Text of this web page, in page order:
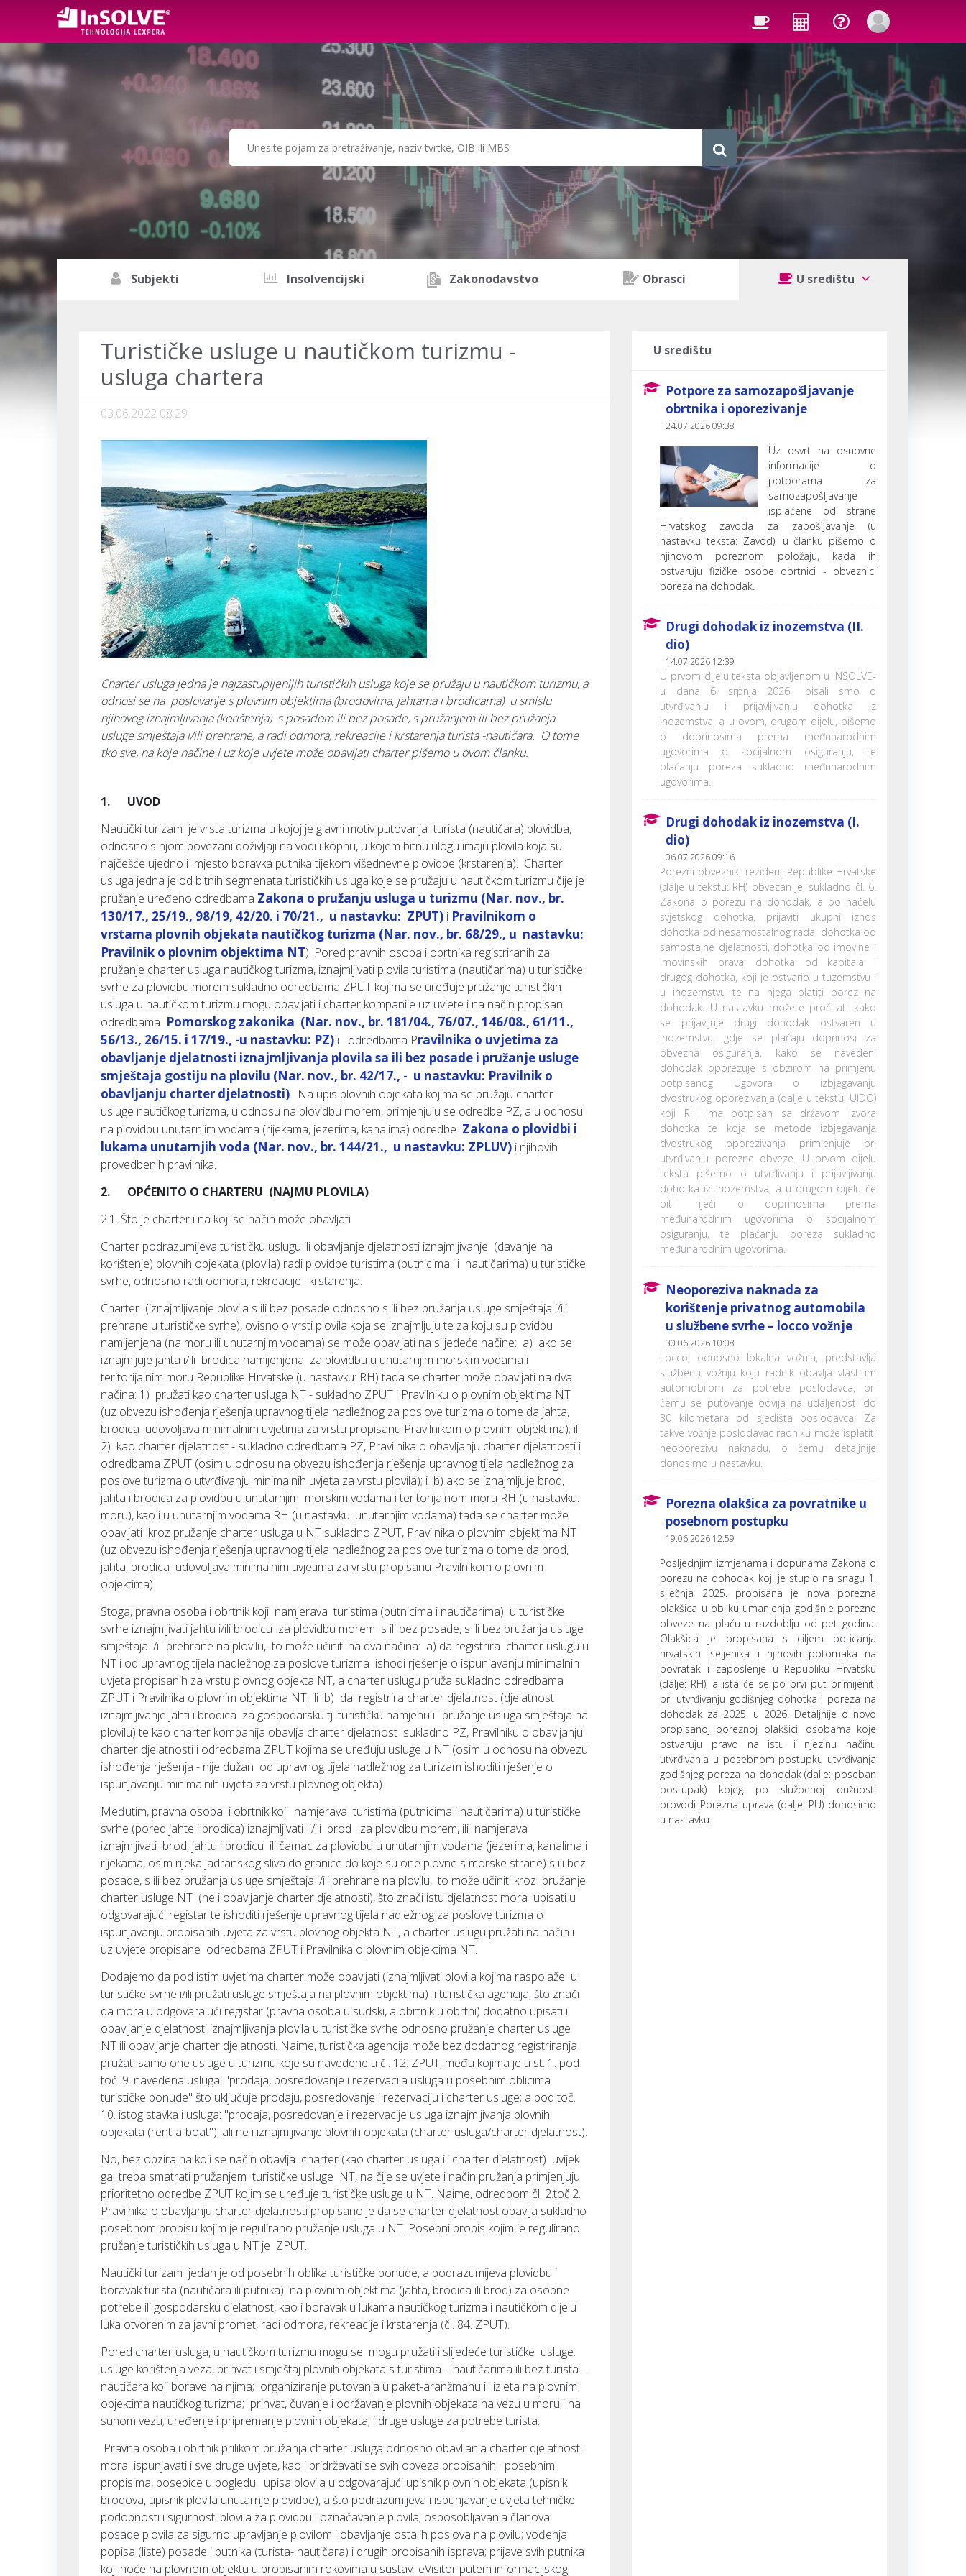
Subjekti Insolvencijski Zakonodavstvo Obrasci U središtu
Turističke usluge u nautičkom turizmu -
usluga chartera
03.06.2022 08:29
Charter usluga jedna je najzastupljenijih turističkih usluga koje se pružaju u nautičkom turizmu, a
odnosi se na poslovanje s plovnim objektima (brodovima, jahtama i brodicama) u smislu
njihovog iznajmljivanja (korištenja) s posadom ili bez posade, s pružanjem ili bez pružanja
usluge smještaja i/ili prehrane, a radi odmora, rekreacije i krstarenja turista -nautičara. O tome
tko sve, na koje načine i uz koje uvjete može obavljati charter pišemo u ovom članku.
1. UVOD
Nautički turizam je vrsta turizma u kojoj je glavni motiv putovanja turista (nautičara) plovidba,
odnosno s njom povezani doživljaji na vodi i kopnu, u kojem bitnu ulogu imaju plovila koja su
najčešće ujedno i mjesto boravka putnika tijekom višednevne plovidbe (krstarenja). Charter
usluga jedna je od bitnih segmenata turističkih usluga koje se pružaju u nautičkom turizmu čije je
pružanje uređeno odredbama Zakona o pružanju usluga u turizmu (Nar. nov., br.
130/17., 25/19., 98/19, 42/20. i 70/21., u nastavku: ZPUT) i Pravilnikom o
vrstama plovnih objekata nautičkog turizma (Nar. nov., br. 68/29., u nastavku:
Pravilnik o plovnim objektima NT). Pored pravnih osoba i obrtnika registriranih za
pružanje charter usluga nautičkog turizma, iznajmljivati plovila turistima (nautičarima) u turističke
svrhe za plovidbu morem sukladno odredbama ZPUT kojima se uređuje pružanje turističkih
usluga u nautičkom turizmu mogu obavljati i charter kompanije uz uvjete i na način propisan
odredbama Pomorskog zakonika (Nar. nov., br. 181/04., 76/07., 146/08., 61/11.,
56/13., 26/15. i 17/19., -u nastavku: PZ) i odredbama Pravilnika o uvjetima za
obavljanje djelatnosti iznajmljivanja plovila sa ili bez posade i pružanje usluge
smještaja gostiju na plovilu (Nar. nov., br. 42/17., - u nastavku: Pravilnik o
obavljanju charter djelatnosti). Na upis plovnih objekata kojima se pružaju charter
usluge nautičkog turizma, u odnosu na plovidbu morem, primjenjuju se odredbe PZ, a u odnosu
na plovidbu unutarnjim vodama (rijekama, jezerima, kanalima) odredbe Zakona o plovidbi i
lukama unutarnjih voda (Nar. nov., br. 144/21., u nastavku: ZPLUV) i njihovih
provedbenih pravilnika.
2. OPĆENITO O CHARTERU (NAJMU PLOVILA)
2.1. Što je charter i na koji se način može obavljati
Charter podrazumijeva turističku uslugu ili obavljanje djelatnosti iznajmljivanje (davanje na
korištenje) plovnih objekata (plovila) radi plovidbe turistima (putnicima ili nautičarima) u turističke
svrhe, odnosno radi odmora, rekreacije i krstarenja.
Charter (iznajmljivanje plovila s ili bez posade odnosno s ili bez pružanja usluge smještaja i/ili
prehrane u turističke svrhe), ovisno o vrsti plovila koja se iznajmljuju te za koju su plovidbu
namijenjena (na moru ili unutarnjim vodama) se može obavljati na slijedeće načine: a) ako se
iznajmljuje jahta i/ili brodica namijenjena za plovidbu u unutarnjim morskim vodama i
teritorijalnim moru Republike Hrvatske (u nastavku: RH) tada se charter može obavljati na dva
načina: 1) pružati kao charter usluga NT - sukladno ZPUT i Pravilniku o plovnim objektima NT
(uz obvezu ishođenja rješenja upravnog tijela nadležnog za poslove turizma o tome da jahta,
brodica udovoljava minimalnim uvjetima za vrstu propisanu Pravilnikom o plovnim objektima); ili
2) kao charter djelatnost - sukladno odredbama PZ, Pravilnika o obavljanju charter djelatnosti i
odredbama ZPUT (osim u odnosu na obvezu ishođenja rješenja upravnog tijela nadležnog za
poslove turizma o utvrđivanju minimalnih uvjeta za vrstu plovila); i b) ako se iznajmljuje brod,
jahta i brodica za plovidbu u unutarnjim morskim vodama i teritorijalnom moru RH (u nastavku:
moru), kao i u unutarnjim vodama RH (u nastavku: unutarnjim vodama) tada se charter može
obavljati kroz pružanje charter usluga u NT sukladno ZPUT, Pravilnika o plovnim objektima NT
(uz obvezu ishođenja rješenja upravnog tijela nadležnog za poslove turizma o tome da brod,
jahta, brodica udovoljava minimalnim uvjetima za vrstu propisanu Pravilnikom o plovnim
objektima).
Stoga, pravna osoba i obrtnik koji namjerava turistima (putnicima i nautičarima) u turističke
svrhe iznajmljivati jahtu i/ili brodicu za plovidbu morem s ili bez posade, s ili bez pružanja usluge
smještaja i/ili prehrane na plovilu, to može učiniti na dva načina: a) da registrira charter uslugu u
NT i od upravnog tijela nadležnog za poslove turizma ishodi rješenje o ispunjavanju minimalnih
uvjeta propisanih za vrstu plovnog objekta NT, a charter uslugu pruža sukladno odredbama
ZPUT i Pravilnika o plovnim objektima NT, ili b) da registrira charter djelatnost (djelatnost
iznajmljivanje jahti i brodica za gospodarsku tj. turističku namjenu ili pružanje usluga smještaja na
plovilu) te kao charter kompanija obavlja charter djelatnost sukladno PZ, Pravilniku o obavljanju
charter djelatnosti i odredbama ZPUT kojima se uređuju usluge u NT (osim u odnosu na obvezu
ishođenja rješenja - nije dužan od upravnog tijela nadležnog za turizam ishoditi rješenje o
ispunjavanju minimalnih uvjeta za vrstu plovnog objekta).
Međutim, pravna osoba i obrtnik koji namjerava turistima (putnicima i nautičarima) u turističke
svrhe (pored jahte i brodica) iznajmljivati i/ili brod za plovidbu morem, ili namjerava
iznajmljivati brod, jahtu i brodicu ili čamac za plovidbu u unutarnjim vodama (jezerima, kanalima i
rijekama, osim rijeka jadranskog sliva do granice do koje su one plovne s morske strane) s ili bez
posade, s ili bez pružanja usluge smještaja i/ili prehrane na plovilu, to može učiniti kroz pružanje
charter usluge NT (ne i obavljanje charter djelatnosti), što znači istu djelatnost mora upisati u
odgovarajući registar te ishoditi rješenje upravnog tijela nadležnog za poslove turizma o
ispunjavanju propisanih uvjeta za vrstu plovnog objekta NT, a charter uslugu pružati na način i
uz uvjete propisane odredbama ZPUT i Pravilnika o plovnim objektima NT.
Dodajemo da pod istim uvjetima charter može obavljati (iznajmljivati plovila kojima raspolaže u
turističke svrhe i/ili pružati usluge smještaja na plovnim objektima) i turistička agencija, što znači
da mora u odgovarajući registar (pravna osoba u sudski, a obrtnik u obrtni) dodatno upisati i
obavljanje djelatnosti iznajmljivanja plovila u turističke svrhe odnosno pružanje charter usluge
NT ili obavljanje charter djelatnosti. Naime, turistička agencija može bez dodatnog registriranja
pružati samo one usluge u turizmu koje su navedene u čl. 12. ZPUT, među kojima je u st. 1. pod
toč. 9. navedena usluga: "prodaja, posredovanje i rezervacija usluga u posebnim oblicima
turističke ponude" što uključuje prodaju, posredovanje i rezervaciju i charter usluge; a pod toč.
10. istog stavka i usluga: "prodaja, posredovanje i rezervacije usluga iznajmljivanja plovnih
objekata (rent-a-boat"), ali ne i iznajmljivanje plovnih objekata (charter usluga/charter djelatnost).
No, bez obzira na koji se način obavlja charter (kao charter usluga ili charter djelatnost) uvijek
ga treba smatrati pružanjem turističke usluge NT, na čije se uvjete i način pružanja primjenjuju
prioritetno odredbe ZPUT kojim se uređuje turističke usluge u NT. Naime, odredbom čl. 2.toč.2.
Pravilnika o obavljanju charter djelatnosti propisano je da se charter djelatnost obavlja sukladno
posebnom propisu kojim je regulirano pružanje usluga u NT. Posebni propis kojim je regulirano
pružanje turističkih usluga u NT je ZPUT.
Nautički turizam jedan je od posebnih oblika turističke ponude, a podrazumijeva plovidbu i
boravak turista (nautičara ili putnika) na plovnim objektima (jahta, brodica ili brod) za osobne
potrebe ili gospodarsku djelatnost, kao i boravak u lukama nautičkog turizma i nautičkom dijelu
luka otvorenim za javni promet, radi odmora, rekreacije i krstarenja (čl. 84. ZPUT).
Pored charter usluga, u nautičkom turizmu mogu se mogu pružati i slijedeće turističke usluge:
usluge korištenja veza, prihvat i smještaj plovnih objekata s turistima – nautičarima ili bez turista –
nautičara koji borave na njima; organiziranje putovanja u paket-aranžmanu ili izleta na plovnim
objektima nautičkog turizma; prihvat, čuvanje i održavanje plovnih objekata na vezu u moru i na
suhom vezu; uređenje i pripremanje plovnih objekata; i druge usluge za potrebe turista.
Pravna osoba i obrtnik prilikom pružanja charter usluga odnosno obavljanja charter djelatnosti
mora ispunjavati i sve druge uvjete, kao i pridržavati se svih obveza propisanih posebnim
propisima, posebice u pogledu: upisa plovila u odgovarajući upisnik plovnih objekata (upisnik
brodova, upisnik plovila unutarnje plovidbe), a što podrazumijeva i ispunjavanje uvjeta tehničke
podobnosti i sigurnosti plovila za plovidbu i označavanje plovila; osposobljavanja članova
posade plovila za sigurno upravljanje plovilom i obavljanje ostalih poslova na plovilu; vođenja
popisa (liste) posade i putnika (turista- nautičara) i drugih propisanih isprava; prijave svih putnika
koji noće na plovnom objektu u propisanim rokovima u sustav eVisitor putem informacijskog
U središtu
Potpore za samozapošljavanje
obrtnika i oporezivanje
24.07.2026 09:38
Uz osvrt na osnovne
informacije o
potporama za
samozapošljavanje
isplaćene od strane
Hrvatskog zavoda za zapošljavanje (u
nastavku teksta: Zavod), u članku pišemo o
njihovom poreznom položaju, kada ih
ostvaruju fizičke osobe obrtnici - obveznici
poreza na dohodak.
Drugi dohodak iz inozemstva (II.
dio)
14.07.2026 12:39
U prvom dijelu teksta objavljenom u INSOLVE-
u dana 6. srpnja 2026., pisali smo o
utvrđivanju i prijavljivanju dohotka iz
inozemstva, a u ovom, drugom dijelu, pišemo
o doprinosima prema međunarodnim
ugovorima o socijalnom osiguranju, te
plaćanju poreza sukladno međunarodnim
ugovorima.
Drugi dohodak iz inozemstva (I.
dio)
06.07.2026 09:16
Porezni obveznik, rezident Republike Hrvatske
(dalje u tekstu: RH) obvezan je, sukladno čl. 6.
Zakona o porezu na dohodak, a po načelu
svjetskog dohotka, prijaviti ukupni iznos
dohotka od nesamostalnog rada, dohotka od
samostalne djelatnosti, dohotka od imovine i
imovinskih prava, dohotka od kapitala i
drugog dohotka, koji je ostvario u tuzemstvu i
u inozemstvu te na njega platiti porez na
dohodak. U nastavku možete pročitati kako
se prijavljuje drugi dohodak ostvaren u
inozemstvu, gdje se plaćaju doprinosi za
obvezna osiguranja, kako se navedeni
dohodak oporezuje s obzirom na primjenu
potpisanog Ugovora o izbjegavanju
dvostrukog oporezivanja (dalje u tekstu: UIDO)
koji RH ima potpisan sa državom izvora
dohotka te koja se metode izbjegavanja
dvostrukog oporezivanja primjenjuje pri
utvrđivanju porezne obveze. U prvom dijelu
teksta pišemo o utvrđivanju i prijavljivanju
dohotka iz inozemstva, a u drugom dijelu će
biti riječi o doprinosima prema
međunarodnim ugovorima o socijalnom
osiguranju, te plaćanju poreza sukladno
međunarodnim ugovorima.
Neoporeziva naknada za
korištenje privatnog automobila
u službene svrhe – locco vožnje
30.06.2026 10:08
Locco, odnosno lokalna vožnja, predstavlja
službenu vožnju koju radnik obavlja vlastitim
automobilom za potrebe poslodavca, pri
čemu se putovanje odvija na udaljenosti do
30 kilometara od sjedišta poslodavca. Za
takve vožnje poslodavac radniku može isplatiti
neoporezivu naknadu, o čemu detaljnije
donosimo u nastavku.
Porezna olakšica za povratnike u
posebnom postupku
19.06.2026 12:59
Posljednjim izmjenama i dopunama Zakona o
porezu na dohodak koji je stupio na snagu 1.
siječnja 2025. propisana je nova porezna
olakšica u obliku umanjenja godišnje porezne
obveze na plaću u razdoblju od pet godina.
Olakšica je propisana s ciljem poticanja
hrvatskih iseljenika i njihovih potomaka na
povratak i zaposlenje u Republiku Hrvatsku
(dalje: RH), a ista će se po prvi put primijeniti
pri utvrđivanju godišnjeg dohotka i poreza na
dohodak za 2025. u 2026. Detaljnije o novo
propisanoj poreznoj olakšici, osobama koje
ostvaruju pravo na istu i njezinu načinu
utvrđivanja u posebnom postupku utvrđivanja
godišnjeg poreza na dohodak (dalje: poseban
postupak) kojeg po službenoj dužnosti
provodi Porezna uprava (dalje: PU) donosimo
u nastavku.